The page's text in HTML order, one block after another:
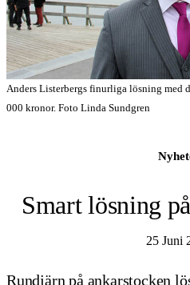
Anders Listerbergs finurliga lösning med
000 kronor. Foto Linda Sundgren
Smart lösning
25 Juni
Rundjärn på ankarstocken